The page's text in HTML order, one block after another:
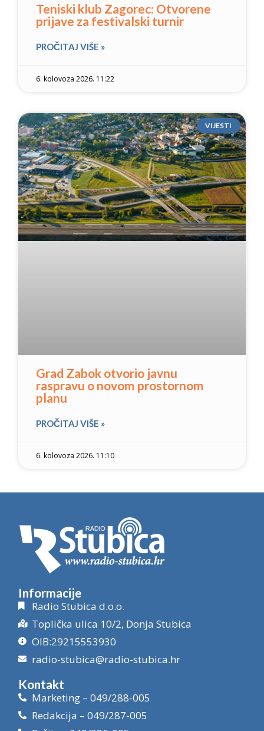
Teniski klub Zagorec: Otvorene
prijave za festivalski turnir
PROČITAJ VIŠE »
6. kolovoza 2026. 11:22
VIJESTI
Grad Zabok otvorio javnu
raspravu o novom prostornom
planu
PROČITAJ VIŠE »
6. kolovoza 2026. 11:10
Informacije
Radio Stubica d.o.o.
Toplička ulica 10/2, Donja Stubica
OIB:29215553930
radio-stubica@radio-stubica.hr
Kontakt
Marketing – 049/288-005
Redakcija – 049/287-005